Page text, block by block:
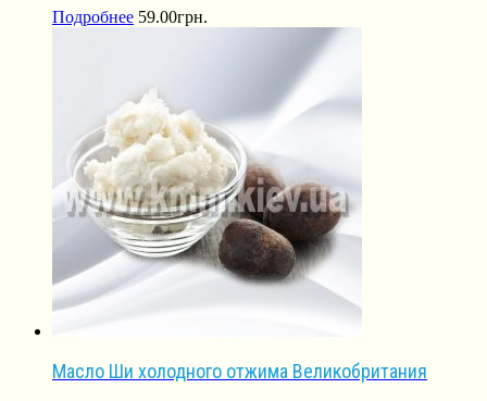
Подробнее 59.00грн.
Масло Ши холодного отжима Великобритания